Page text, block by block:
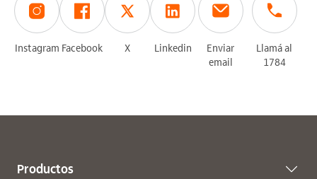
Instagram Facebook X Linkedin
Enviar
email
Llamá al
1784
Productos